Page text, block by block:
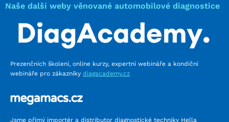
Naše další weby věnované automobilové diagnostice
Prezenčních školení, online kurzy, expertní webináře a kondiční
webináře pro zákazníky diagacademy.cz
Jsme přímý importér a distributor diagnostické techniky Hella